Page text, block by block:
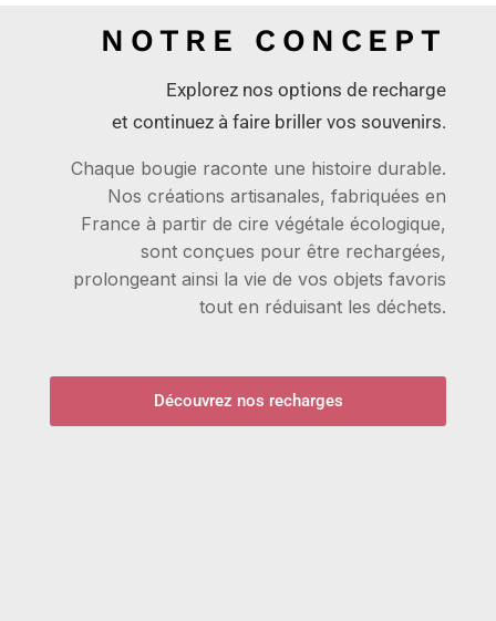
NOTRE CONCEPT
Explorez nos options de recharge
et continuez à faire briller vos souvenirs.
Chaque bougie raconte une histoire durable.
Nos créations artisanales, fabriquées en
France à partir de cire végétale écologique,
sont conçues pour être rechargées,
prolongeant ainsi la vie de vos objets favoris
tout en réduisant les déchets.
Découvrez nos recharges